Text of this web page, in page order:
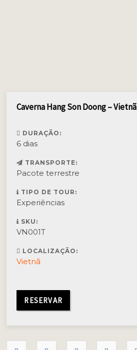
Caverna Hang Son Doong – Vietnã
DURAÇÃO:
6 dias
TRANSPORTE:
Pacote terrestre
TIPO DE TOUR:
Experiências
SKU:
VN001T
LOCALIZAÇÃO:
Vietnã
RESERVAR